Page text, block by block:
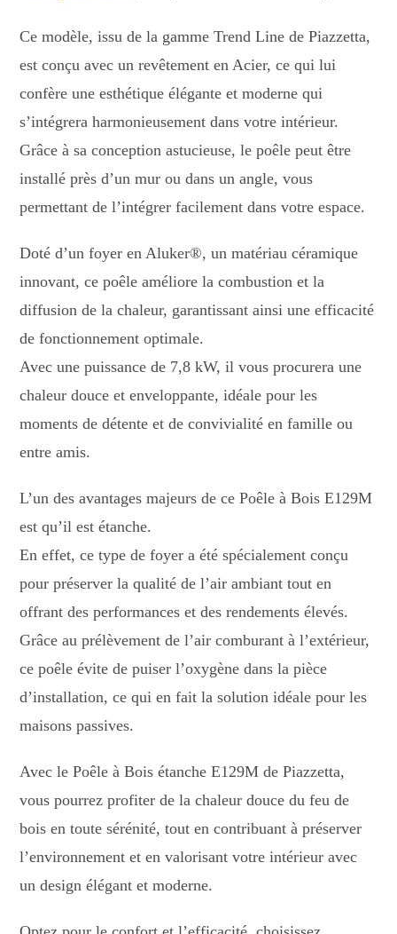
Ce modèle, issu de la gamme Trend Line de Piazzetta,
est conçu avec un revêtement en Acier, ce qui lui
confère une esthétique élégante et moderne qui
s’intégrera harmonieusement dans votre intérieur.
Grâce à sa conception astucieuse, le poêle peut être
installé près d’un mur ou dans un angle, vous
permettant de l’intégrer facilement dans votre espace.
Doté d’un foyer en Aluker®, un matériau céramique
innovant, ce poêle améliore la combustion et la
diffusion de la chaleur, garantissant ainsi une efficacité
de fonctionnement optimale.
Avec une puissance de 7,8 kW, il vous procurera une
chaleur douce et enveloppante, idéale pour les
moments de détente et de convivialité en famille ou
entre amis.
L’un des avantages majeurs de ce Poêle à Bois E129M
est qu’il est étanche.
En effet, ce type de foyer a été spécialement conçu
pour préserver la qualité de l’air ambiant tout en
offrant des performances et des rendements élevés.
Grâce au prélèvement de l’air comburant à l’extérieur,
ce poêle évite de puiser l’oxygène dans la pièce
d’installation, ce qui en fait la solution idéale pour les
maisons passives.
Avec le Poêle à Bois étanche E129M de Piazzetta,
vous pourrez profiter de la chaleur douce du feu de
bois en toute sérénité, tout en contribuant à préserver
l’environnement et en valorisant votre intérieur avec
un design élégant et moderne.